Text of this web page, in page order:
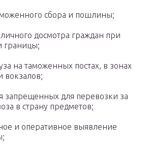
сбора и пошлины;
досмотра граждан при
границы;
на таможенных постах, в зонах
вокзалов;
запрещенных для перевозки за
в страну предметов;
и оперативное выявление